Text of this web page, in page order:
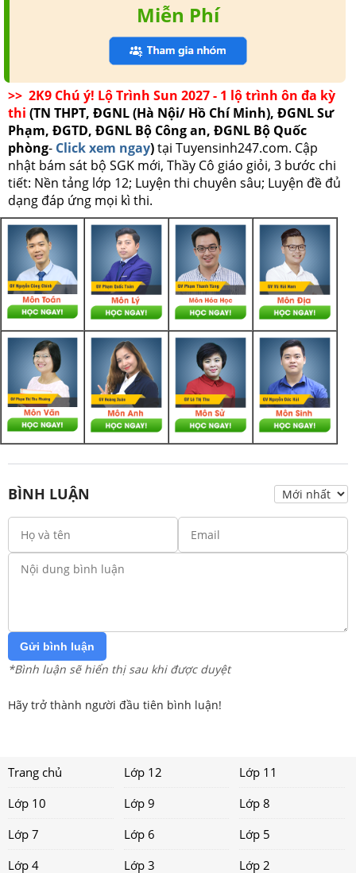
Miễn Phí
>> 2K9 Chú ý! Lộ Trình Sun 2027 - 1 lộ trình ôn đa kỳ
thi (TN THPT, ĐGNL (Hà Nội/ Hồ Chí Minh), ĐGNL Sư
Phạm, ĐGTD, ĐGNL Bộ Công an, ĐGNL Bộ Quốc
phòng- Click xem ngay)tại Tuyensinh247.com. Cập
nhật bám sát bộ SGK mới, Thầy Cô giáo giỏi, 3 bước chi
tiết: Nền tảng lớp 12; Luyện thi chuyên sâu; Luyện đề đủ
dạng đáp ứng mọi kì thi.
BÌNH LUẬN
Gửi bình luận
*Bình luận sẽ hiển thị sau khi được duyệt
Hãy trở thành người đầu tiên bình luận!
Trang chủ Lớp 12
Lớp 11
Lớp 10
Lớp 9
Lớp 8
Lớp 7
Lớp 6
Lớp 5
Lớp 4
Lớp 3 Lớp 2